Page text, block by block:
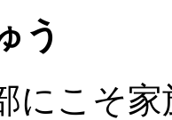
う
にこそ